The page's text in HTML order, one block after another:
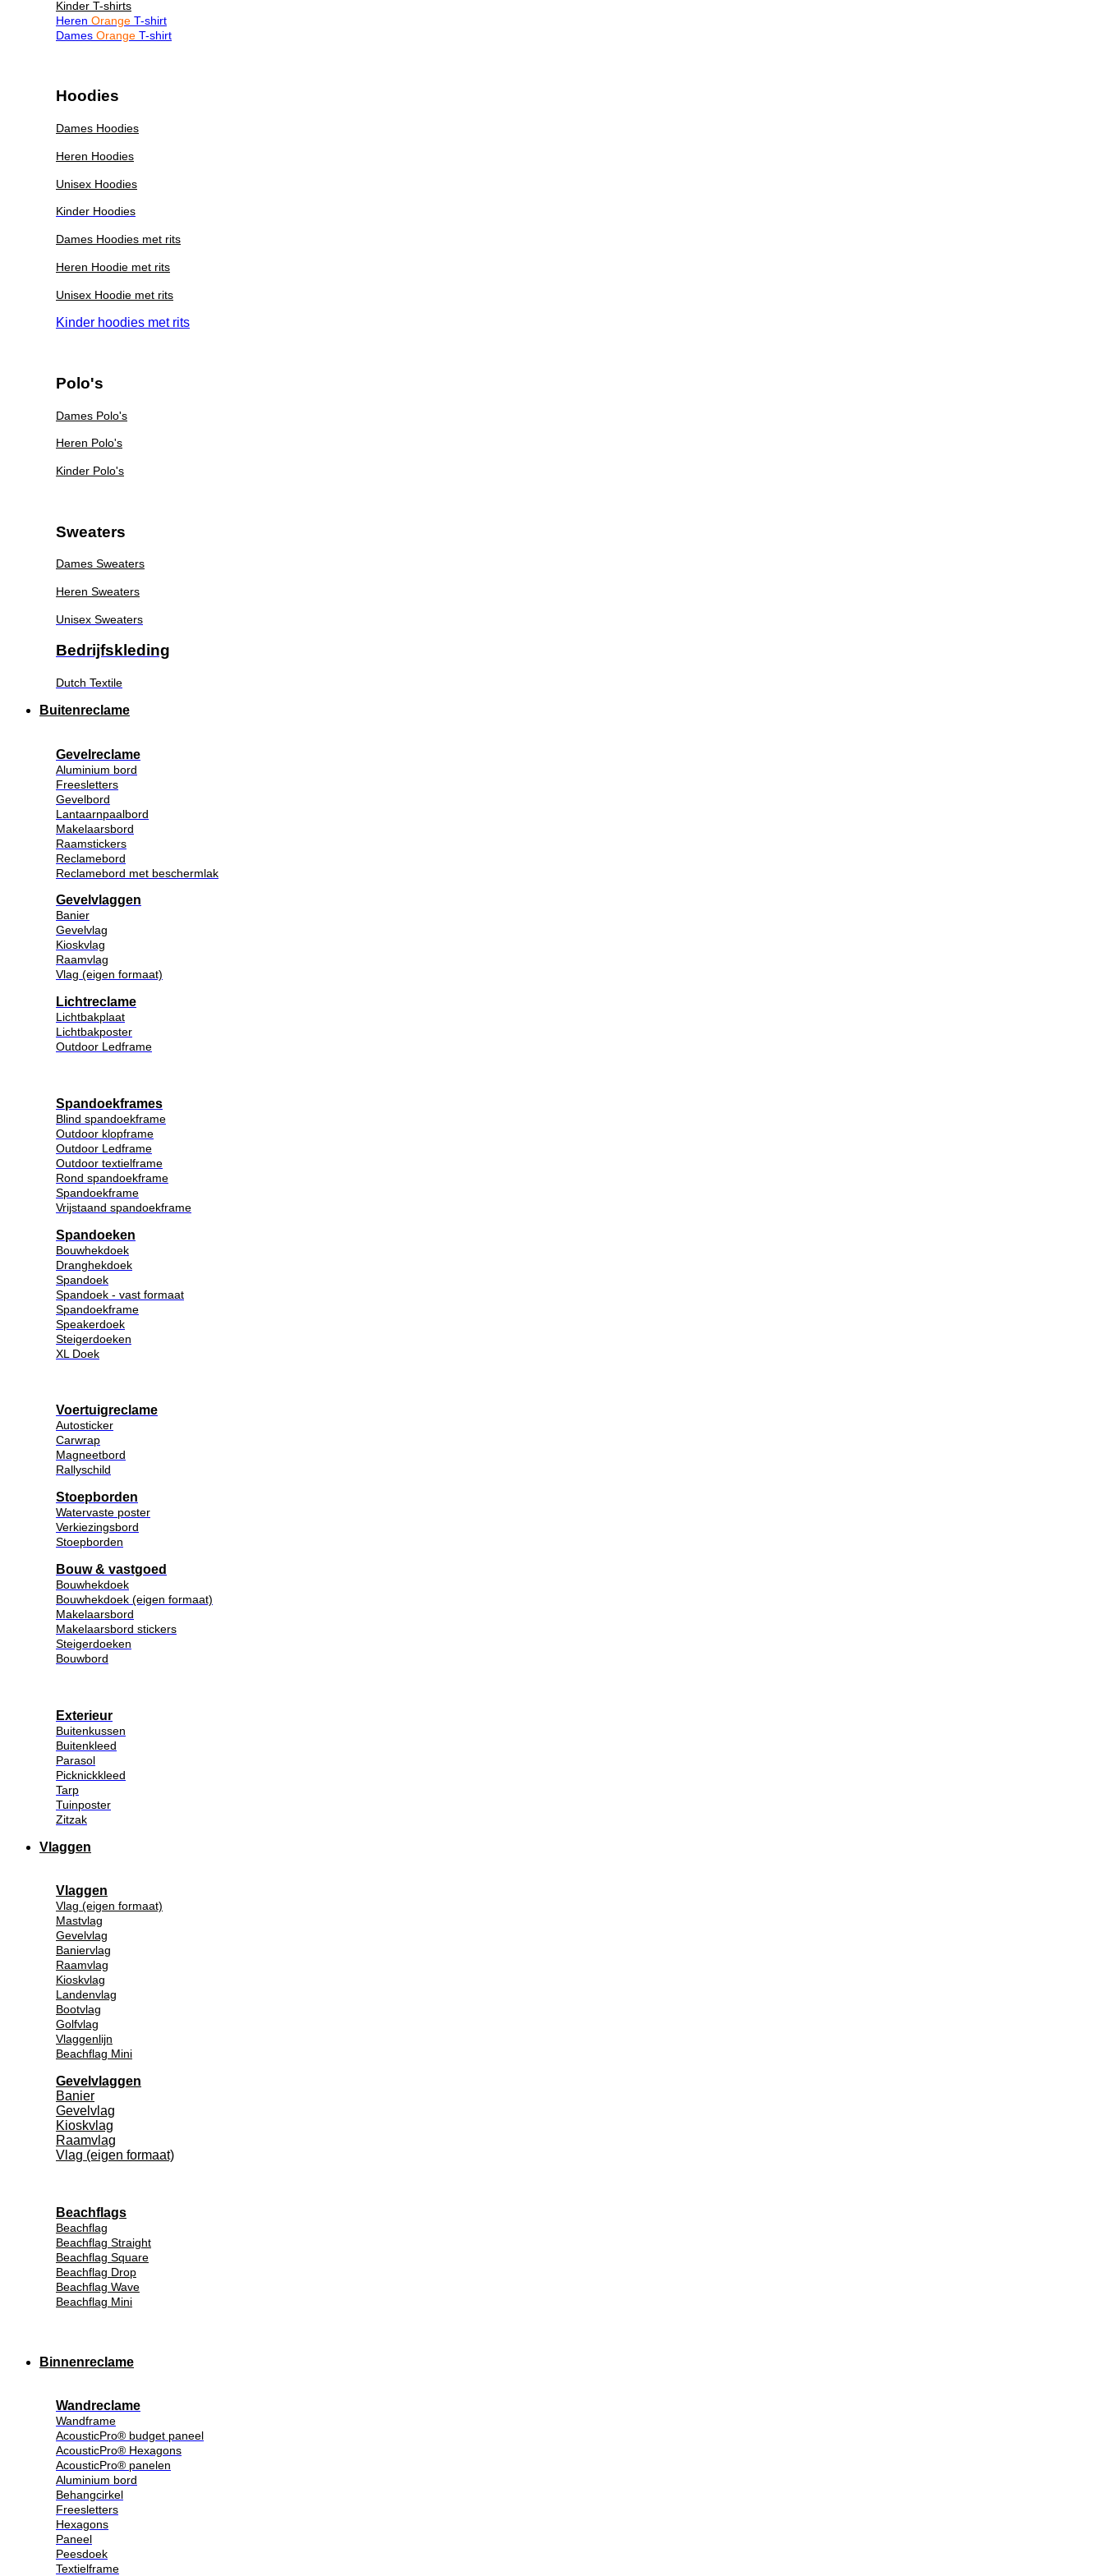
Kinder T-shirts
Heren Orange T-shirt
Dames Orange T-shirt
Hoodies
Dames Hoodies
Heren Hoodies
Unisex Hoodies
Kinder Hoodies
Dames Hoodies met rits
Heren Hoodie met rits
Unisex Hoodie met rits
Kinder hoodies met rits
Polo's
Dames Polo's
Heren Polo's
Kinder Polo's
Sweaters
Dames Sweaters
Heren Sweaters
Unisex Sweaters
Bedrijfskleding
Dutch Textile
Buitenreclame
Gevelreclame
Aluminium bord
Freesletters
Gevelbord
Lantaarnpaalbord
Makelaarsbord
Raamstickers
Reclamebord
Reclamebord met beschermlak
Gevelvlaggen
Banier
Gevelvlag
Kioskvlag
Raamvlag
Vlag (eigen formaat)
Lichtreclame
Lichtbakplaat
Lichtbakposter
Outdoor Ledframe
Spandoekframes
Blind spandoekframe
Outdoor klopframe
Outdoor Ledframe
Outdoor textielframe
Rond spandoekframe
Spandoekframe
Vrijstaand spandoekframe
Spandoeken
Bouwhekdoek
Dranghekdoek
Spandoek
Spandoek - vast formaat
Spandoekframe
Speakerdoek
Steigerdoeken
XL Doek
Voertuigreclame
Autosticker
Carwrap
Magneetbord
Rallyschild
Stoepborden
Watervaste poster
Verkiezingsbord
Stoepborden
Bouw & vastgoed
Bouwhekdoek
Bouwhekdoek (eigen formaat)
Makelaarsbord
Makelaarsbord stickers
Steigerdoeken
Bouwbord
Exterieur
Buitenkussen
Buitenkleed
Parasol
Picknickkleed
Tarp
Tuinposter
Zitzak
Vlaggen
Vlaggen
Vlag (eigen formaat)
Mastvlag
Gevelvlag
Baniervlag
Raamvlag
Kioskvlag
Landenvlag
Bootvlag
Golfvlag
Vlaggenlijn
Beachflag Mini
Gevelvlaggen
Banier
Gevelvlag
Kioskvlag
Raamvlag
Vlag (eigen formaat)
Beachflags
Beachflag
Beachflag Straight
Beachflag Square
Beachflag Drop
Beachflag Wave
Beachflag Mini
Binnenreclame
Wandreclame
Wandframe
AcousticPro® budget paneel
AcousticPro® Hexagons
AcousticPro® panelen
Aluminium bord
Behangcirkel
Freesletters
Hexagons
Paneel
Peesdoek
Textielframe